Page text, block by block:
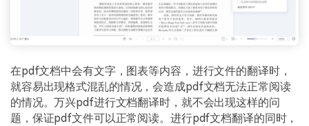
在pdf文档中会有文字，图表等内容，进行文件的翻译时，
就容易出现格式混乱的情况，会造成pdf文档无法正常阅读
的情况。万兴pdf进行文档翻译时，就不会出现这样的问
题，保证pdf文件可以正常阅读。进行pdf文档翻译的同时，